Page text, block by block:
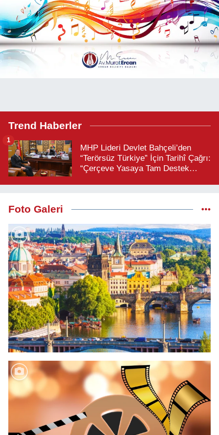
Trend Haberler
MHP Lideri Devlet Bahçeli’den
“Terörsüz Türkiye” İçin Tarihî Çağrı:
“Çerçeve Yasaya Tam Destek
1
Foto Galeri